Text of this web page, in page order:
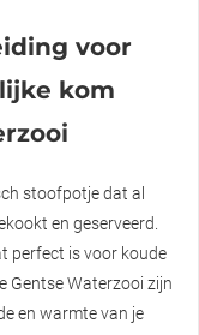
voor
kom
stoofpotje dat al
en geserveerd.
perfect is voor koude
Gentse Waterzooi zijn
en warmte van je